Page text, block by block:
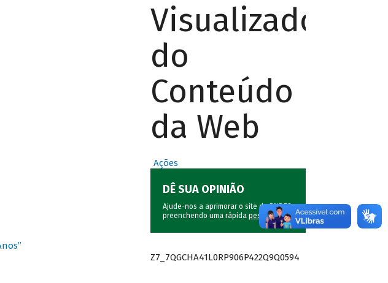
Visualizador
do
Conteúdo
da Web
Ações
DÊ SUA OPINIÃO
Ajude-nos a aprimorar o site do BNDES
preenchendo uma rápida pesquisa.
Z7_7QGCHA41L0RP906P422Q9Q0594